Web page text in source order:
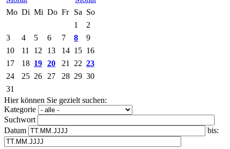
Mo Di Mi Do Fr Sa So
1
2
3
4 5 6 7 8
9
10
11 12 13 14 15 16
17
18 19 20 21 22 23
24
25 26 27 28 29 30
31
Hier können Sie gezielt suchen:
Kategorie
Suchwort
Datum
bis: